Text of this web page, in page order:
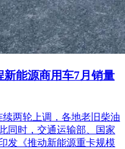
新能源商用车7月销量
续两轮上调，各地老旧柴油
同时，交通运输部、国家
发《推动新能源重卡规模